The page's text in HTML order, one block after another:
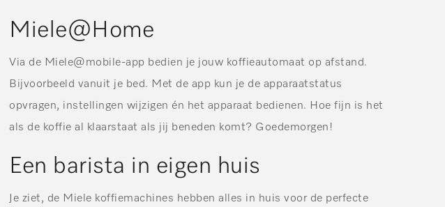
Miele@Home
Via de Miele@mobile-app bedien je jouw koffieautomaat op afstand.
Bijvoorbeeld vanuit je bed. Met de app kun je de apparaatstatus
opvragen, instellingen wijzigen én het apparaat bedienen. Hoe fijn is het
als de koffie al klaarstaat als jij beneden komt? Goedemorgen!
Een barista in eigen huis
Je ziet, de Miele koffiemachines hebben alles in huis voor de perfecte